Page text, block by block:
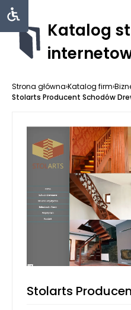
Katalog
Strona główna›Katalog firm›
Stolarts Producent Schodów
Stolarts